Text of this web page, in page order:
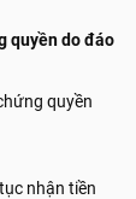
quyền do đáo
quyền
nhận tiền